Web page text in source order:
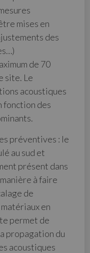
mises en
des
de 70
site. Le
acoustiques
fonction des
préventives : le
au sud et
présent dans
à faire
de
en
permet de
propagation du
acoustiques